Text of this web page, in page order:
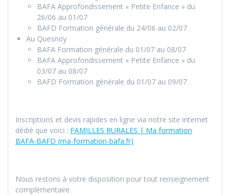
BAFA Approfondissement « Petite Enfance » du
26/06 au 01/07
BAFD Formation générale du 24/06 au 02/07
Au Quesnoy
BAFA Formation générale du 01/07 au 08/07
BAFA Approfondissement « Petite Enfance » du
03/07 au 08/07
BAFD Formation générale du 01/07 au 09/07
Inscriptions et devis rapides en ligne via notre site internet
dédié que voici : FAMILLES RURALES | Ma formation
BAFA-BAFD (ma-formation-bafa.fr)
Nous restons à votre disposition pour tout renseignement
complémentaire.